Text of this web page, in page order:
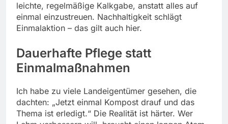
leichte, regelmäßige Kalkgabe, anstatt alles auf
einmal einzustreuen. Nachhaltigkeit schlägt
Einmalaktion – das gilt auch hier.
Dauerhafte Pflege statt
Einmalmaßnahmen
Ich habe zu viele Landeigentümer gesehen, die
dachten: „Jetzt einmal Kompost drauf und das
Thema ist erledigt.“ Die Realität ist härter. Wer